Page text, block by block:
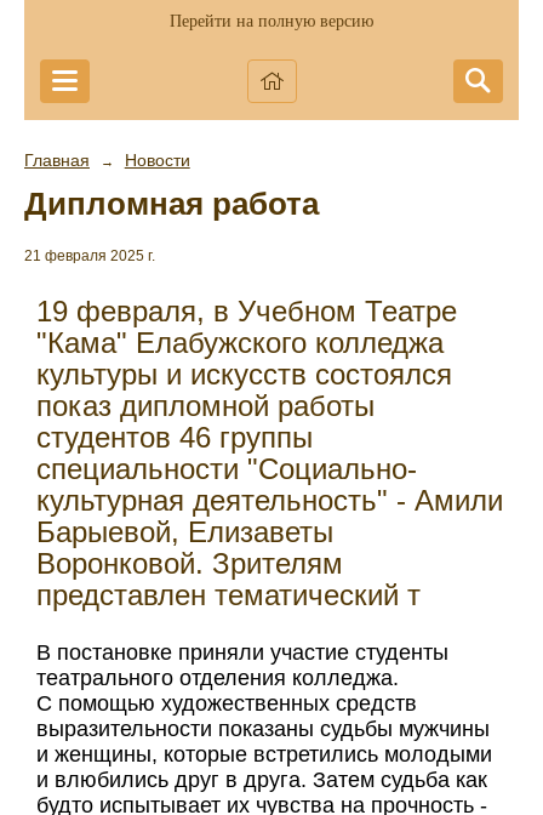
Перейти на полную версию
Главная → Новости
Дипломная работа
21 февраля 2025 г.
19 февраля, в Учебном Театре
"Кама" Елабужского колледжа
культуры и искусств состоялся
показ дипломной работы
студентов 46 группы
специальности "Социально-
культурная деятельность" - Амили
Барыевой, Елизаветы
Воронковой. Зрителям
представлен тематический т
В постановке приняли участие студенты
театрального отделения колледжа.
С помощью художественных средств
выразительности показаны судьбы мужчины
и женщины, которые встретились молодыми
и влюбились друг в друга. Затем судьба как
будто испытывает их чувства на прочность -